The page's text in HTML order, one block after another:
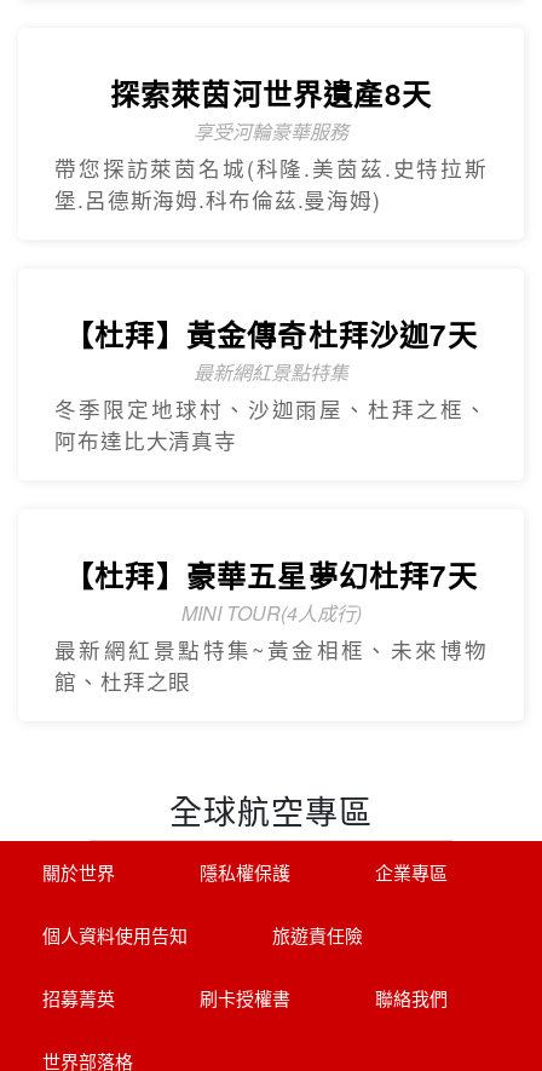
探索萊茵河世界遺產8天
享受河輪豪華服務
帶您探訪萊茵名城(科隆.美茵茲.史特拉斯
堡.呂德斯海姆.科布倫茲.曼海姆)
【杜拜】黃金傳奇杜拜沙迦7天
最新網紅景點特集
冬季限定地球村、沙迦⾬屋、杜拜之框、
阿布達比大清真寺
【杜拜】豪華五星夢幻杜拜7天
MINI TOUR(4人成行)
最新網紅景點特集~黃金相框、未來博物
館、杜拜之眼
全球航空專區
關於世界 隱私權保護 企業專區
個人資料使用告知 旅遊責任險
招募菁英 刷卡授權書 聯絡我們
世界部落格